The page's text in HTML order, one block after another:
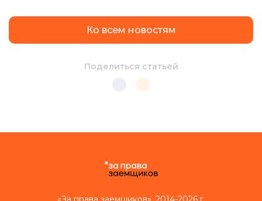
Ко всем новостям
Поделиться статьей